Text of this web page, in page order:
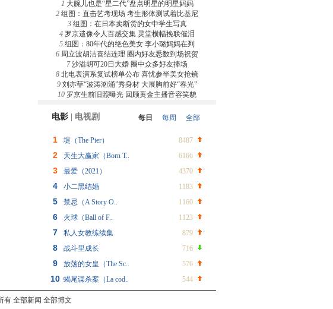
1 大腕儿也是“星二代”盘点明星的明星妈妈
2 组图：直击艺考现场 考生形体测试着比基尼
3 组图：在日本卖断货的女中学生写真
4 罗京遗像令人百感交集 灵堂横幅挽联催泪
5 组图：80年代的绝色美女 李小璐妈妈在列
6 周立波胡洁喜结连理 圈内好友悉数到场祝贺
7 沙溢胡可20日大婚 圈中众多好友捧场
8 北电表演系复试榜单公布 喜忧参半美女抢镜
9 刘亦菲“波涛汹涌”秀身材 大展胸前好“春光”
10 罗京生前旧照曝光 回顾黄金主播音容笑貌
电影 电视剧 每日 每周 全部
8487
1
堤（The Pier）
6166
2
天生大赢家（Born T..
4370
3
最爱（2021）
1183
4
小二黑结婚
1160
5
禁忌（A Story O..
1123
6
火球（Ball of F..
879
7
私人女教练续集
716
8
战斗里成长
576
9
放荡的女皇（The Sc..
544
10 蝎尾谋杀案（La cod..
有 全部新闻 全部博文